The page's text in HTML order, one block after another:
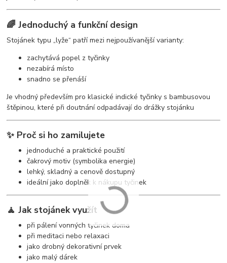
🌈 Jednoduchý a funkční design
Stojánek typu „lyže“ patří mezi nejpoužívanější varianty:
zachytává popel z tyčinky
nezabírá místo
snadno se přenáší
Je vhodný především pro klasické indické tyčinky s bambusovou
štěpinou, které při doutnání odpadávají do drážky stojánku
✨ Proč si ho zamilujete
jednoduché a praktické použití
čakrový motiv (symbolika energie)
lehký, skladný a cenově dostupný
ideální jako doplněk k nákupu tyčinek
🧘 Jak stojánek využít
při pálení vonných tyčinek doma
při meditaci nebo relaxaci
jako drobný dekorativní prvek
jako malý dárek